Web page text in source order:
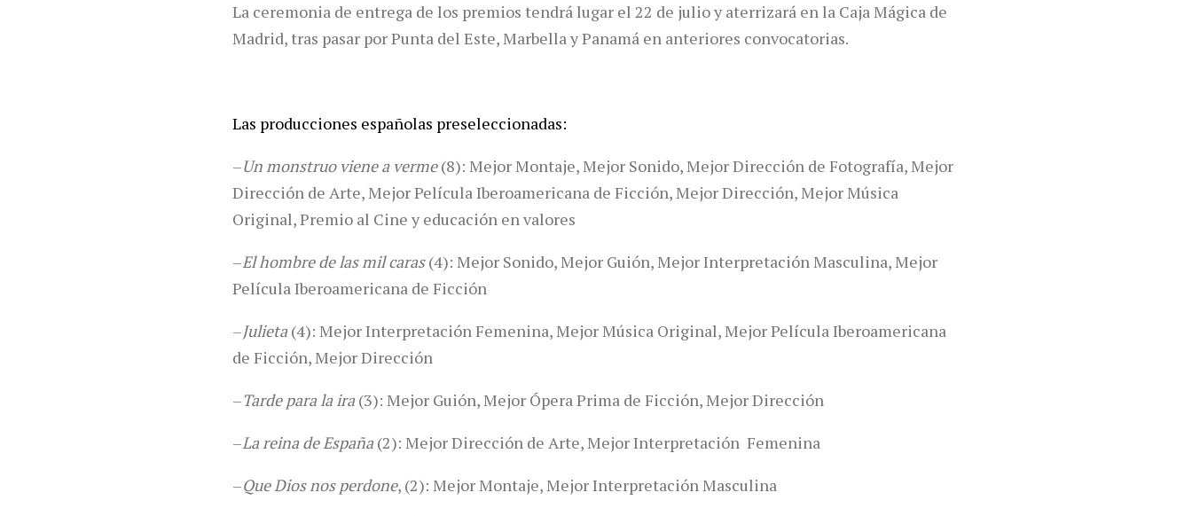
La ceremonia de entrega de los premios tendrá lugar el 22 de julio y aterrizará en la Caja Mágica de
Madrid, tras pasar por Punta del Este, Marbella y Panamá en anteriores convocatorias.
Las producciones españolas preseleccionadas:
–Un monstruo viene a verme(8): Mejor Montaje, Mejor Sonido, Mejor Dirección de Fotografía, Mejor
Dirección de Arte, Mejor Película Iberoamericana de Ficción, Mejor Dirección, Mejor Música
Original, Premio al Cine y educación en valores
–El hombre de las mil caras(4): Mejor Sonido, Mejor Guión, Mejor Interpretación Masculina, Mejor
Película Iberoamericana de Ficción
–Julieta(4): Mejor Interpretación Femenina, Mejor Música Original, Mejor Película Iberoamericana
de Ficción, Mejor Dirección
–Tarde para la ira(3): Mejor Guión, Mejor Ópera Prima de Ficción, Mejor Dirección
–La reina de España(2): Mejor Dirección de Arte, Mejor Interpretación Femenina
–Que Dios nos perdone, (2): Mejor Montaje, Mejor Interpretación Masculina